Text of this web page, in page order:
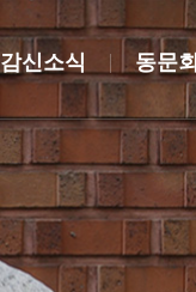
감신소식 동문회